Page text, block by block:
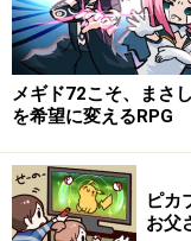
けでなく、クリー
冒頭で、カルドセ
といいましたが
す。より分かりや
リーやいただきス
ドゲームのソフト
ス目を自分の陣地
メギド72こそ、まさ
を希望に変えるRPG
ピカ
お父